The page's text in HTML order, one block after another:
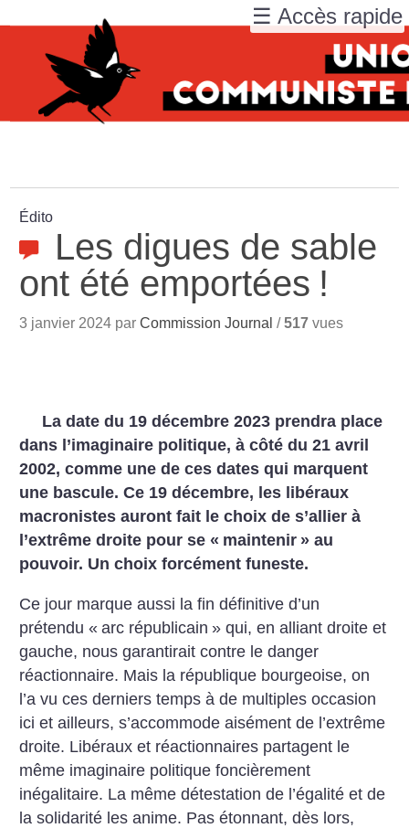
Édito
Les digues de sable
ont été emportées !
3 janvier 2024 parCommission Journal /517 vues
La date du 19 décembre 2023 prendra place
dans l’imaginaire politique, à côté du 21 avril
2002, comme une de ces dates qui marquent
une bascule. Ce 19 décembre, les libéraux
macronistes auront fait le choix de s’allier à
l’extrême droite pour se « maintenir » au
pouvoir. Un choix forcément funeste.
Ce jour marque aussi la fin définitive d’un
prétendu « arc républicain » qui, en alliant droite et
gauche, nous garantirait contre le danger
réactionnaire. Mais la république bourgeoise, on
l’a vu ces derniers temps à de multiples occasion
ici et ailleurs, s’accommode aisément de l’extrême
droite. Libéraux et réactionnaires partagent le
même imaginaire politique foncièrement
inégalitaire. La même détestation de l’égalité et de
la solidarité les anime. Pas étonnant, dès lors,
☰ Accès rapide